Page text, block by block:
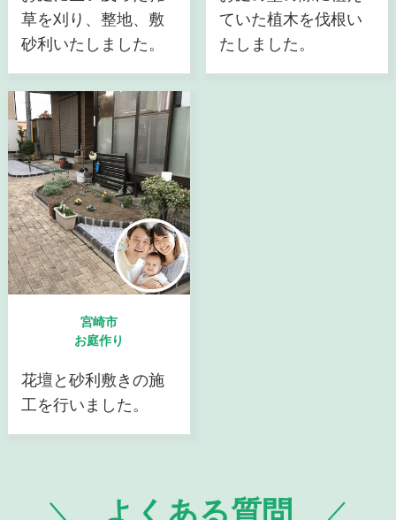
草を刈り、整地、敷
砂利いたしました。
ていた植木を伐根い
たしました。
宮崎市
お庭作り
花壇と砂利敷きの施
工を行いました。
よくある質問